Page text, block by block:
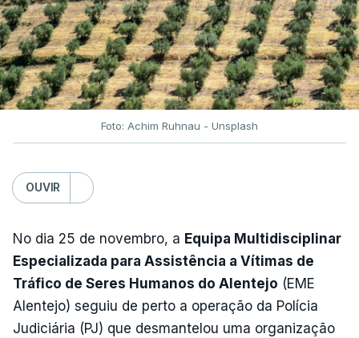
Foto: Achim Ruhnau - Unsplash
OUVIR
No dia 25 de novembro, a Equipa Multidisciplinar
Especializada para Assistência a Vítimas de
Tráfico de Seres Humanos do Alentejo (EME
Alentejo) seguiu de perto a operação da Polícia
Judiciária (PJ) que desmantelou uma organização